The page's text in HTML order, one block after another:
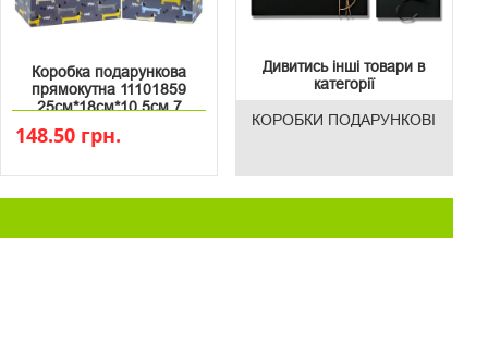
Коробка подарункова
прямокутна 11101859
25см*18см*10.5см 7
148.50 грн.
Дивитись інші товари в
категорії
КОРОБКИ ПОДАРУНКОВІ